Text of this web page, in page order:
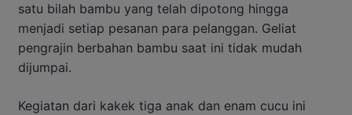
satu bilah bambu yang telah dipotong hingga
menjadi setiap pesanan para pelanggan. Geliat
pengrajin berbahan bambu saat ini tidak mudah
dijumpai.
Kegiatan dari kakek tiga anak dan enam cucu ini